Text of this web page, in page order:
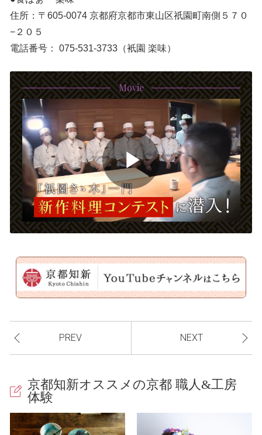
住所：〒605-0074 京都府京都市東山区祇園町南側５７０
−２０５
電話番号： 075-531-3733（衹園 楽味）
Movie
P
a
y
V
PREV NEXT
京都知新オススメの京都 職人&工房
体験